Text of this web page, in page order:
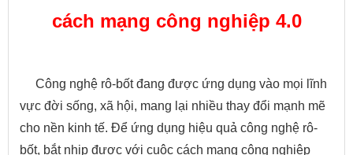
cách mạng công nghiệp 4.0
Công nghệ rô-bốt đang được ứng dụng vào mọi lĩnh
vực đời sống, xã hội, mang lại nhiều thay đổi mạnh mẽ
cho nền kinh tế. Để ứng dụng hiệu quả công nghệ rô-
bốt, bắt nhịp được với cuộc cách mạng công nghiệp